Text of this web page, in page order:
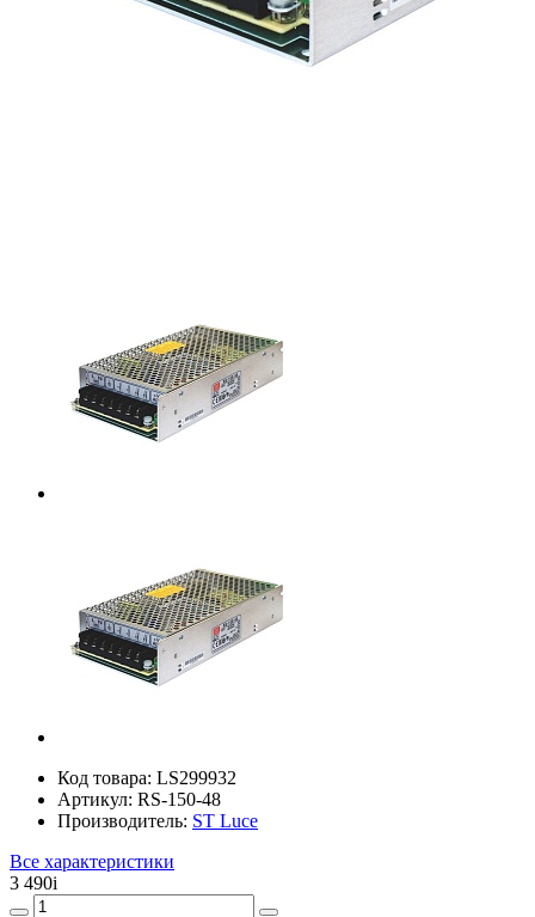
Код товара: LS299932
Артикул: RS-150-48
Производитель: ST Luce
Все характеристики
3 490i